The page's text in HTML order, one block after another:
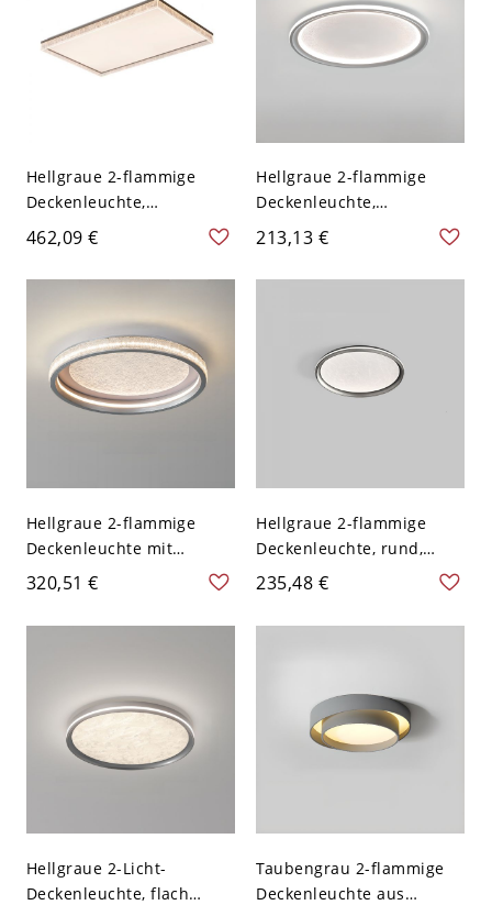
(Warm-/Weiß-/Neutrallicht
dimmbar)
16", Dritte Stufe
(Warm-/Weiß-/Neutrallicht
dimmbar)
Hellgraue 2-flammige
Deckenleuchte,
Oberflächenmontage,
Eisen, festverdrahtet für
den Wohnbereich,
43", Dreistufig
(Warm-/Weiß-/Neutrallicht
dimmbar), quadratisch
462,09 €
Hellgraue 2-flammige
Deckenleuchte,
symmetrische
Oberflächenmontage,
Aluminium, festverdrahtet
(Warm-/Weiß-/Neutrallicht
dimmbar)
213,13 €
Hellgraue 2-flammige
Deckenleuchte mit
transluzentem Kristall,
einfacher Stil LED
festverdrahtet mit
320,51 €
Hellgraue 2-flammige
Deckenleuchte, rund,
festverdrahtet, flach
montiert, Aluminium mit
PMMA-Schirm, 110V-120V,
235,48 €
Hellgraue 2-Licht-
Deckenleuchte, flach
Taubengrau 2-flammige
Deckenleuchte aus